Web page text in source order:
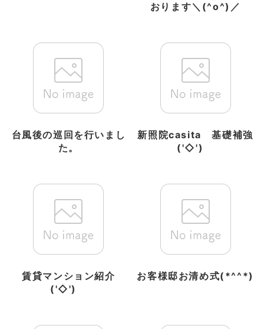
おります＼(^o^)／
台風後の巡回を行いまし
た。
新照院casita 基礎補強
('◇')ゞ
賃貸マンション紹介
('◇')ゞ
お客様邸お清め式(*^^*)